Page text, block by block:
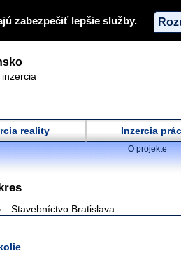
zabezpečiť lepšie služby.
reality Inzercia
O projekte
Stavebníctvo Bratislava